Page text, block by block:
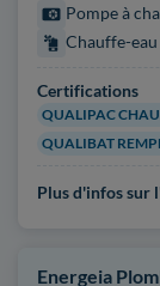
Pompe à
Chauffe-
Certifications
QUALIPAC
QUALIBAT
Plus d'infos sur
Energeia